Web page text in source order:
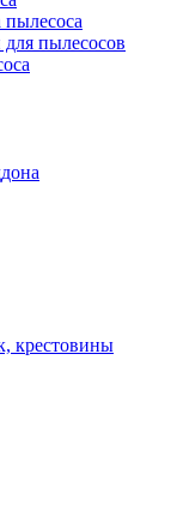
пылесоса
пылесосов
крестовины